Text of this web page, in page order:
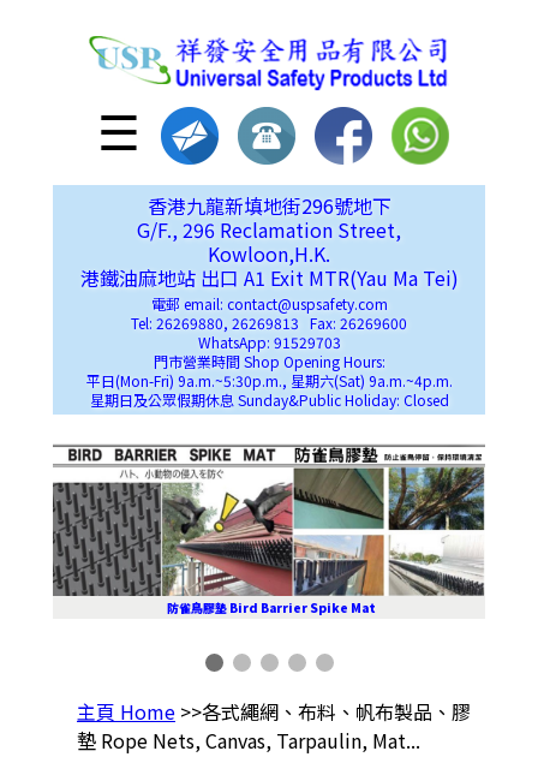
☰
香港九龍新填地街296號地下
G/F., 296 Reclamation Street,
Kowloon,H.K.
港鐵油麻地站 出口 A1 Exit MTR(Yau Ma Tei)
電郵 email: contact@uspsafety.com
Tel: 26269880, 26269813 Fax: 26269600
WhatsApp: 91529703
門市營業時間 Shop Opening Hours:
平日(Mon-Fri) 9a.m.~5:30p.m., 星期六(Sat) 9a.m.~4p.m.
星期日及公眾假期休息 Sunday&Public Holiday: Closed
防雀鳥膠墊 Bird Barrier Spike Mat
主頁 Home >>各式繩網、布料、帆布製品、膠
墊 Rope Nets, Canvas, Tarpaulin, Mat...